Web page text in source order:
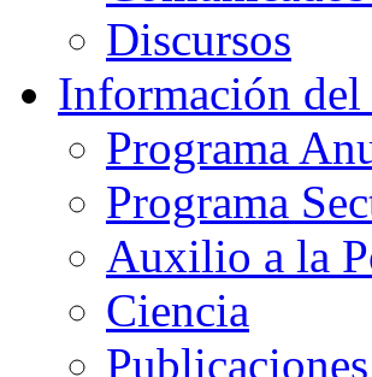
Discursos
Información del
Programa
Programa
Auxilio a la
Ciencia
Publicaciones